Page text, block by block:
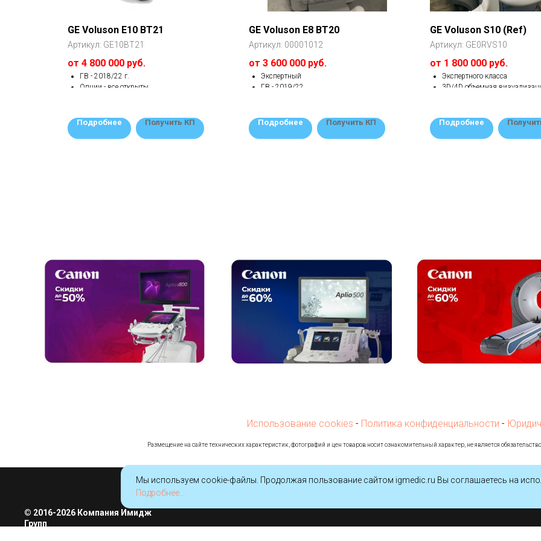
GE Voluson E10 BT21
Артикул: GE10BT21
от 4 800 000 руб.
ГВ - 2018/22 г.
Опции - все открыты
Подробнее Получить КП
GE Voluson E8 BT20
Артикул: 00001012
от 3 600 000 руб.
Экспертный
ГВ - 2019/22
Подробнее Получить КП
GE Voluson S10 (Ref)
Артикул: GE0RVS10
от 1 800 000 руб.
Экспертного класса
3D/4D объемная
Подробнее
Мы используем cookie-файлы. Продолжая пользование сайтом igmedic.ru Вы соглашаетесь на
Подробнее...
Использование cookies - Политика конфиденциальности -
Размещение на сайте технических характеристик, фотографий и цен товаров носит ознакомительный характер, не является
© 2016-2026 Компания Имидж
Групп